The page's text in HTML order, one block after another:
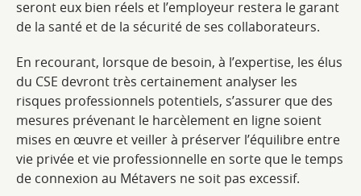
seront eux bien réels et l’employeur restera le garant
de la santé et de la sécurité de ses collaborateurs.
En recourant, lorsque de besoin, à l’expertise, les élus
du CSE devront très certainement analyser les
risques professionnels potentiels, s’assurer que des
mesures prévenant le harcèlement en ligne soient
mises en œuvre et veiller à préserver l’équilibre entre
vie privée et vie professionnelle en sorte que le temps
de connexion au Métavers ne soit pas excessif.